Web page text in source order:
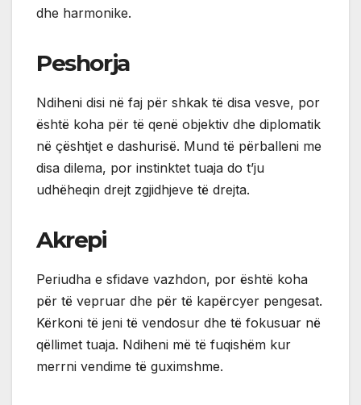
dhe harmonike.
Peshorja
Ndiheni disi në faj për shkak të disa vesve, por
është koha për të qenë objektiv dhe diplomatik
në çështjet e dashurisë. Mund të përballeni me
disa dilema, por instinktet tuaja do t’ju
udhëheqin drejt zgjidhjeve të drejta.
Akrepi
Periudha e sfidave vazhdon, por është koha
për të vepruar dhe për të kapërcyer pengesat.
Kërkoni të jeni të vendosur dhe të fokusuar në
qëllimet tuaja. Ndiheni më të fuqishëm kur
merrni vendime të guximshme.